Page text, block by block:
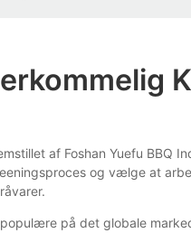
af Foshan Yuefu
og vælge at
på det globale